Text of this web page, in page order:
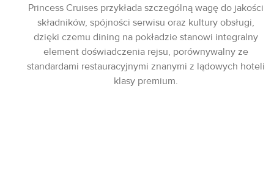
Princess Cruises przykłada szczególną wagę do jakości
składników, spójności serwisu oraz kultury obsługi,
dzięki czemu dining na pokładzie stanowi integralny
element doświadczenia rejsu, porównywalny ze
standardami restauracyjnymi znanymi z lądowych hoteli
klasy premium.